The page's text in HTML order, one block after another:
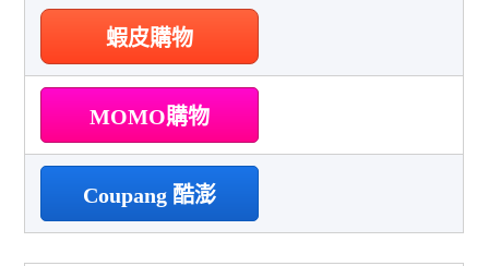
蝦皮購物
MOMO購物
Coupang 酷澎